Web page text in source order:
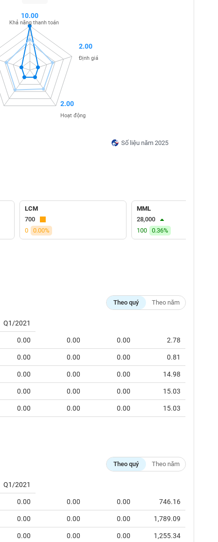
Số liệu năm 2025
10.00
Khả năng thanh toán
2.00
Định giá
2.00
Hoạt động
LCM
700
0
0.00%
MML
28,000
100
0.36%
Theo quý Theo năm
Q1/2021
0.00 0.00 0.00 2.78
0.00 0.00 0.00 0.81
0.00 0.00 0.00 14.98
0.00 0.00 0.00 15.03
0.00 0.00 0.00 15.03
Theo quý Theo năm
Q1/2021
0.00 0.00 0.00 746.16
0.00 0.00 0.00 1,789.09
0.00 0.00 0.00 1,255.34